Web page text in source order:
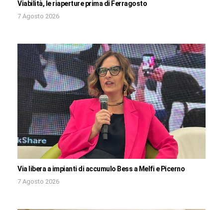
Viabilità, le riaperture prima di Ferragosto
7 Agosto 2026
Via libera a impianti di accumulo Bess a Melfi e Picerno
7 Agosto 2026